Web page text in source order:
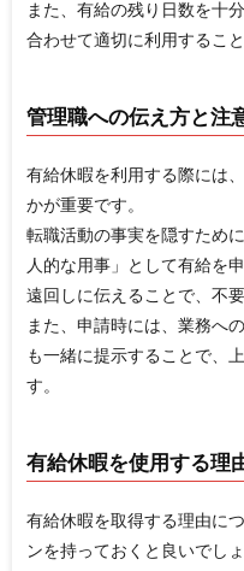
また、有給の残り日数を十
合わせて適切に利用するこ
管理職への伝え方と注
有給休暇を利用する際には
かが重要です。
転職活動の事実を隠すため
人的な用事」として有給を
遠回しに伝えることで、不
また、申請時には、業務へ
も一緒に提示することで、
す。
有給休暇を使用する理
有給休暇を取得する理由に
ンを持っておくと良いでしょ